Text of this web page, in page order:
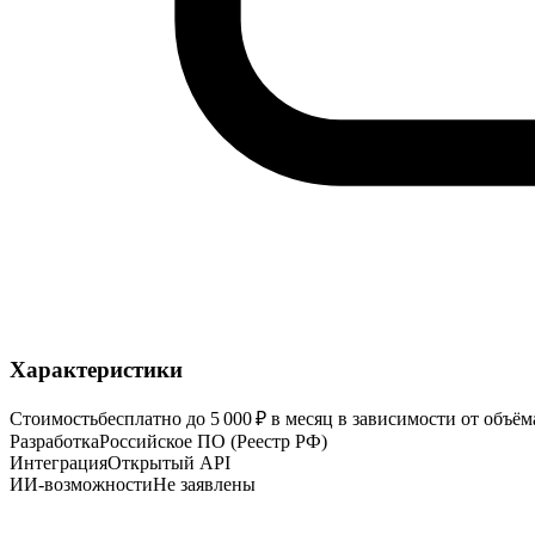
Характеристики
Стоимостьбесплатно до 5 000 ₽ в месяц в зависимости от
РазработкаРоссийское ПО (Реестр РФ)
ИнтеграцияОткрытый API
ИИ-возможностиНе заявлены